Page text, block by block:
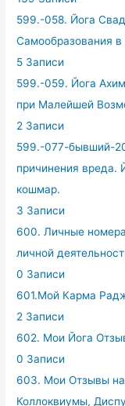
599.-058. Йога
Самообразования
5 Записи
599.-059. Йога
при Малейшей
2 Записи
599.-077-бывший-
причинения вреда.
кошмар.
3 Записи
600. Личные
личной
0 Записи
601.Мой Карма
2 Записи
602. Мои Йога
0 Записи
603. Мои Отзывы на
Коллоквиумы,